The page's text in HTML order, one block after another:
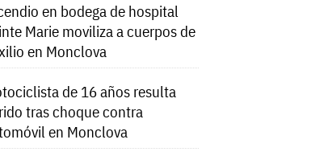
en bodega de hospital
Marie moviliza a cuerpos de
en Monclova
de 16 años resulta
tras choque contra
en Monclova